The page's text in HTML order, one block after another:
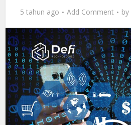
5 tahun ago Add Comment by